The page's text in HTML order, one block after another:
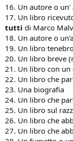
16. Un autore o
17. Un libro
tutti di Marco
18. Un autore o
19. Un libro
20. Un libro breve
21. Un libro con
22. Un libro che
23. Una biografia
24. Un libro che
25. Un libro sul
26. Un libro che
27. Un libro che